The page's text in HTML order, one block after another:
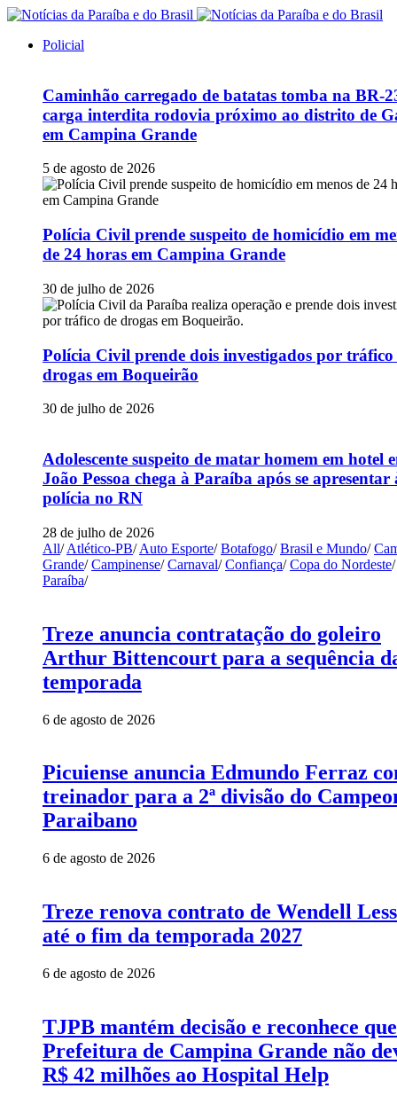
Policial
Caminhão carregado de batatas tomba na BR-
carga interdita rodovia próximo ao distrito de
em Campina Grande
5 de agosto de 2026
Polícia Civil prende suspeito de homicídio em
de 24 horas em Campina Grande
30 de julho de 2026
Polícia Civil prende dois investigados por tráfico
drogas em Boqueirão
30 de julho de 2026
Adolescente suspeito de matar homem em hotel
João Pessoa chega à Paraíba após se apresentar
polícia no RN
28 de julho de 2026
All/ Atlético-PB/ Auto Esporte/ Botafogo/ Brasil e Mundo/
Grande/ Campinense/ Carnaval/ Confiança/ Copa do Nordeste/
Paraíba/
Treze anuncia contratação do goleiro
Arthur Bittencourt para a sequência
temporada
6 de agosto de 2026
Picuiense anuncia Edmundo Ferraz
treinador para a 2ª divisão do
Paraibano
6 de agosto de 2026
Treze renova contrato de Wendell
até o fim da temporada 2027
6 de agosto de 2026
TJPB mantém decisão e reconhece que
Prefeitura de Campina Grande não
R$ 42 milhões ao Hospital Help